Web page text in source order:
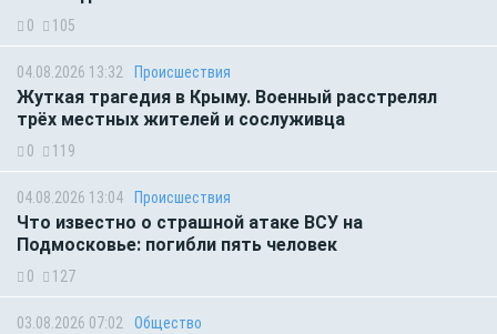
0 105
04.08.2026 13:32 Происшествия
Жуткая трагедия в Крыму. Военный расстрелял
трёх местных жителей и сослуживца
0 119
04.08.2026 13:04 Происшествия
Что известно о страшной атаке ВСУ на
Подмосковье: погибли пять человек
0 127
03.08.2026 07:02 Общество